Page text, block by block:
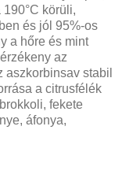
körüli,
és jól 95%-os
a hőre és mint
az
stabil
a citrusfélék
fekete
áfonya,